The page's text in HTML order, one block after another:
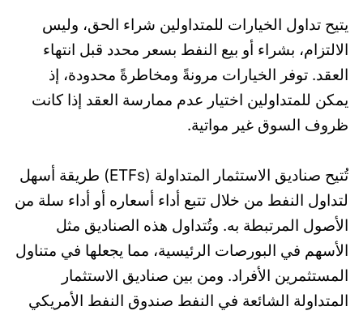
يتيح تداول الخيارات للمتداولين شراء الحق، وليس
الالتزام، بشراء أو بيع النفط بسعر محدد قبل انتهاء
العقد. توفر الخيارات مرونةً ومخاطرةً محدودة، إذ
يمكن للمتداولين اختيار عدم ممارسة العقد إذا كانت
ظروف السوق غير مواتية.
تُتيح صناديق الاستثمار المتداولة (ETFs) طريقة أسهل
لتداول النفط من خلال تتبع أداء أسعاره أو أداء سلة من
الأصول المرتبطة به. وتُتداول هذه الصناديق مثل
الأسهم في البورصات الرئيسية، مما يجعلها في متناول
المستثمرين الأفراد. ومن بين صناديق الاستثمار
المتداولة الشائعة في النفط صندوق النفط الأمريكي